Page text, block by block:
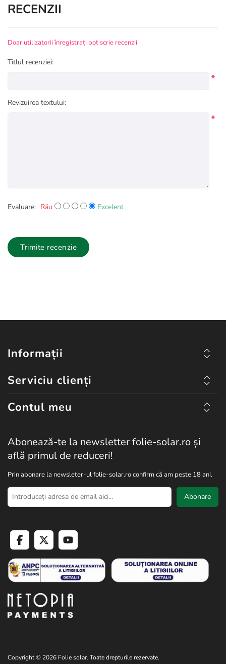
RECENZII
Doar utilizatorii înregistrați pot scrie recenzii
Titlul recenziei:
*
Revizuirea textului:
*
Evaluare: Rău Excelent
Trimite recenzie
Informații
Serviciu clienți
Contul meu
Abonează-te la newsletter folie-solar.ro și
află primul de reduceri!
Prin abonare la newsleter-ul folie-solar.ro confirm că am peste 18 ani.
Abonare
Copyright © 2026 Folie solar. Toate drepturile rezervate.